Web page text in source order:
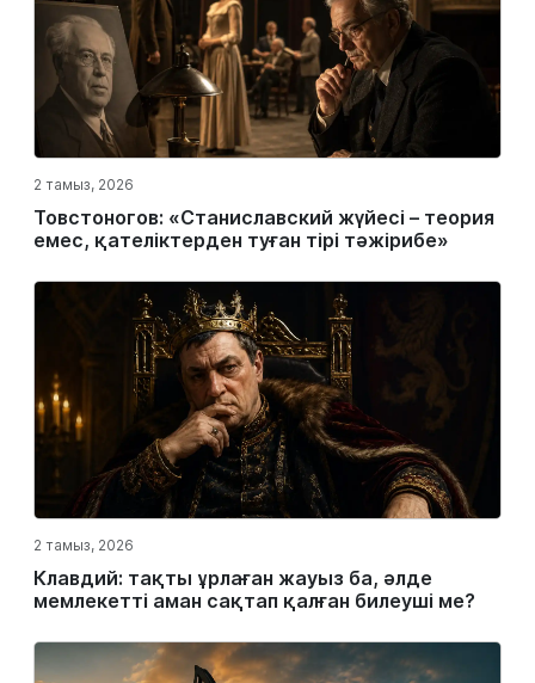
2 тамыз, 2026
Товстоногов: «Станиславский жүйесі – теория
емес, қателіктерден туған тірі тәжірибе»
2 тамыз, 2026
Клавдий: тақты ұрлаған жауыз ба, әлде
мемлекетті аман сақтап қалған билеуші ме?